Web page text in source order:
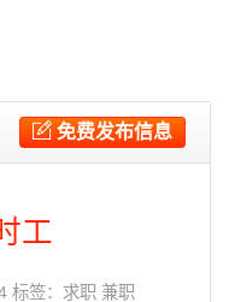
免费发布信息
工
标签： 求职 兼职